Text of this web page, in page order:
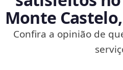
Monte
Confira a opinião de